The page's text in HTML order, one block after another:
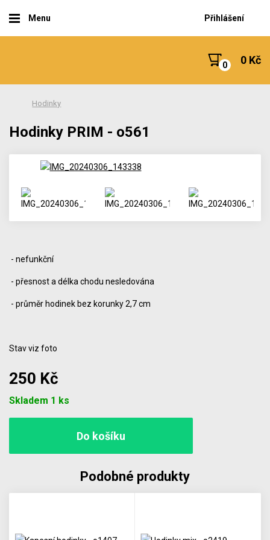
Menu Přihlášení
0 Kč
Hodinky
Hodinky PRIM - o561
- nefunkční
- přesnost a délka chodu nesledována
- průměr hodinek bez korunky 2,7 cm
Stav viz foto
250 Kč
Skladem 1 ks
Podobné produkty